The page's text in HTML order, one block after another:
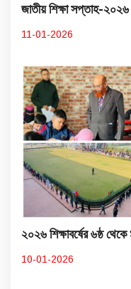
জাতীয় শিক্ষা সপ্তাহ-২০২৬
11-01-2026
২০২৬ শিক্ষাবর্ষের ৬ষ্ঠ
10-01-2026